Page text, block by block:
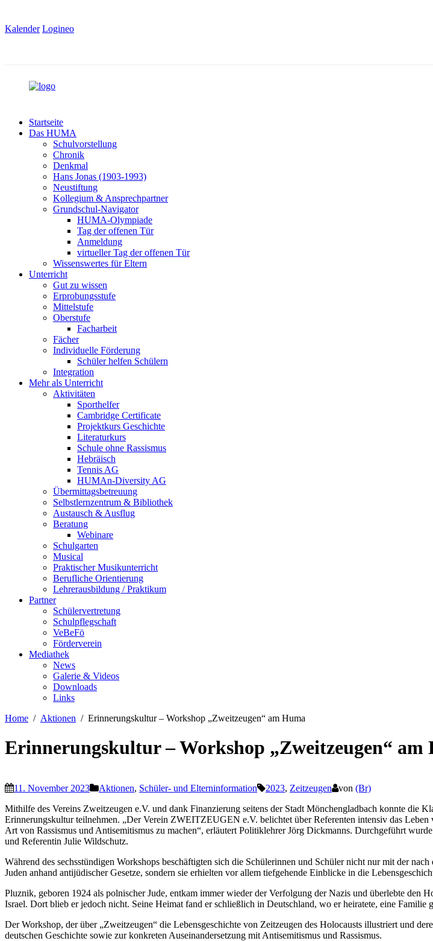
Kalender Logineo
Startseite
Das HUMA
Schulvorstellung
Chronik
Denkmal
Hans Jonas (1903-1993)
Neustiftung
Kollegium & Ansprechpartner
Grundschul-Navigator
HUMA-Olympiade
Tag der offenen Tür
Anmeldung
virtueller Tag der offenen Tür
Wissenswertes für Eltern
Unterricht
Gut zu wissen
Erprobungsstufe
Mittelstufe
Oberstufe
Facharbeit
Fächer
Individuelle Förderung
Schüler helfen Schülern
Integration
Mehr als Unterricht
Aktivitäten
Sporthelfer
Cambridge Certificate
Projektkurs Geschichte
Literaturkurs
Schule ohne Rassismus
Hebräisch
Tennis AG
HUMAn-Diversity AG
Übermittagsbetreuung
Selbstlernzentrum & Bibliothek
Austausch & Ausflug
Beratung
Webinare
Schulgarten
Musical
Praktischer Musikunterricht
Berufliche Orientierung
Lehrerausbildung / Praktikum
Partner
Schülervertretung
Schulpflegschaft
VeBeFö
Förderverein
Mediathek
News
Galerie & Videos
Downloads
Links
Home
Aktionen Erinnerungskultur – Workshop „Zweitzeugen“ am Huma
Erinnerungskultur – Workshop „Zweitzeugen“ am
11. November 2023 Aktionen, Schüler- und Elterninformation 2023, Zeitzeugen von (Br)
Mithilfe des Vereins Zweitzeugen e.V. und dank Finanzierung seitens der Stadt Mönchengladbach konnte die
Erinnerungskultur teilnehmen. „Der Verein ZWEITZEUGEN e.V. belichtet über Referenten intensiv das
Art von Rassismus und Antisemitismus zu machen“, erläutert Politiklehrer Jörg Dickmanns. Durchgeführt
und Referentin Julie Wildschutz.
Während des sechsstündigen Workshops beschäftigten sich die Schülerinnen und Schüler nicht nur mit der
Juden anhand antijüdischer Gesetze, sondern sie erhielten vor allem tiefgehende Einblicke in die
Pluznik, geboren 1924 als polnischer Jude, entkam immer wieder der Verfolgung der Nazis und überlebte den
Israel. Dort blieb er jedoch nicht. Seine Heimat fand er schließlich in Deutschland, wo er heiratete, eine Familie
Der Workshop, der über „Zweitzeugen“ die Lebensgeschichte von Zeitzeugen des Holocausts illustriert und
deutschen Geschichte sowie zur konkreten Auseinandersetzung mit Antisemitismus und Rassismus.